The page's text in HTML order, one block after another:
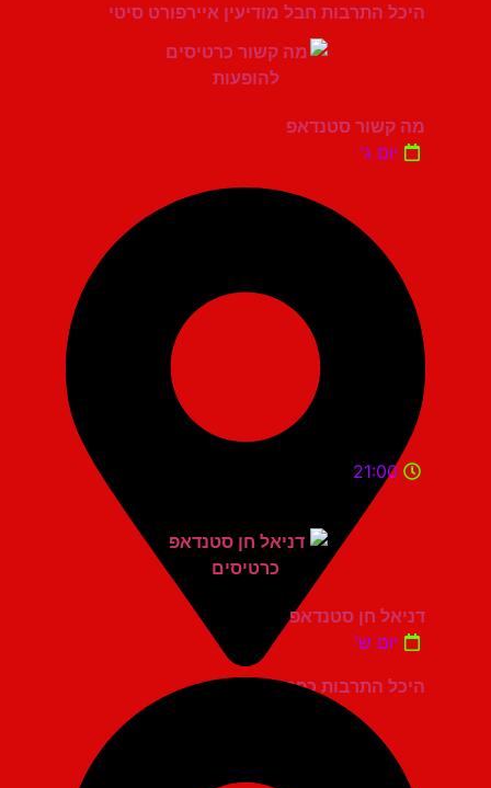
היכל התרבות חבל מודיעין איירפורט סיטי
מה קשור סטנדאפ
יום ג'
היכל התרבות כפר סבא
21:00
דניאל חן סטנדאפ
יום ש'